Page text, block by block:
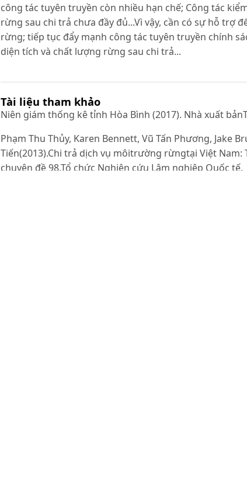
công tác tuyên truyền còn nhiều hạn chế; Công tác
rừng sau chi trả chưa đầy đủ...Vì vậy, cần có sự hỗ trợ
rừng; tiếp tục đẩy mạnh công tác tuyên truyền chính
diện tích và chất lượng rừng sau chi trả...
Tài liệu tham khảo
Niên giám thống kê tỉnh Hòa Bình (2017). Nhà xuất
Phạm Thu Thủy, Karen Bennett, Vũ Tấn Phương, Jake
Tiến(2013).Chi trả dịch vụ môitrường rừngtại Việt Nam:
chuyên đề 98.Tổ chức Nghiên cứu Lâm nghiệp Quốc tế.